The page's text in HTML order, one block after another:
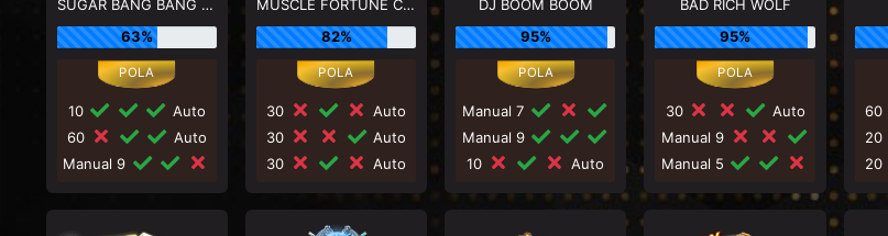
SUGAR BANG BANG PLUS
63%
10
Auto
60
Auto
Manual 9
MUSCLE FORTUNE CAT
82%
30
Auto
30
Auto
30
Auto
DJ BOOM BOOM
95%
Manual 7
Manual 9
10
Auto
BAD RICH WOLF
95%
30
Auto
Manual 9
Manual 5
60
20
20